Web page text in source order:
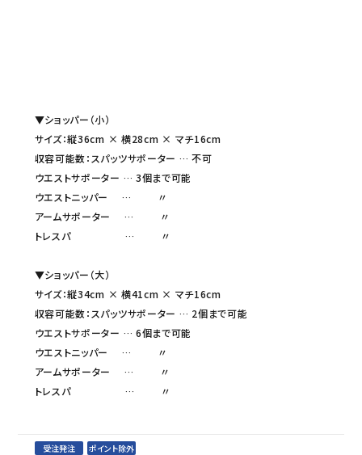
お問い合わせ
▼ショッパー（小）
サイズ：縦36cm × 横28cm × マチ16cm
収容可能数：スパッツサポーター … 不可
ウエストサポーター … 3個まで可能
ウエストニッパー … 〃
アームサポーター … 〃
トレスパ … 〃
▼ショッパー（大）
サイズ：縦34cm × 横41cm × マチ16cm
収容可能数：スパッツサポーター … 2個まで可能
ウエストサポーター … 6個まで可能
ウエストニッパー … 〃
アームサポーター … 〃
トレスパ … 〃
受注発注 ポイント除外